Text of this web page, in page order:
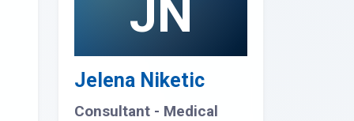
JN
Jelena Niketic
Consultant - Medical